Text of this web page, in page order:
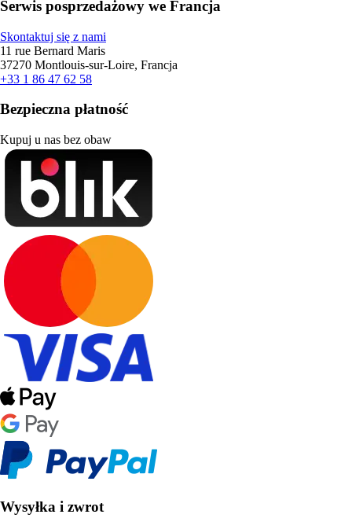
Serwis posprzedażowy we Francja
Skontaktuj się z nami
11 rue Bernard Maris
37270 Montlouis-sur-Loire, Francja
+33 1 86 47 62 58
Bezpieczna płatność
Kupuj u nas bez obaw
Wysyłka i zwrot